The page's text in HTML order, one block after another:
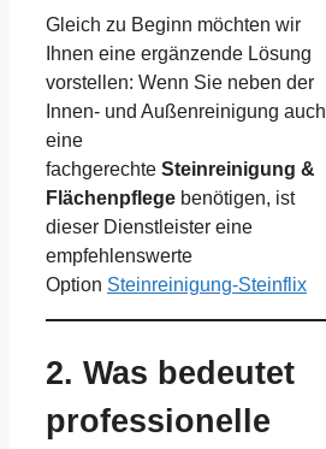
Gleich zu Beginn möchten wir
Ihnen eine ergänzende Lösung
vorstellen: Wenn Sie neben der
Innen- und Außenreinigung auch
eine
fachgerechte Steinreinigung &
Flächenpflege benötigen, ist
dieser Dienstleister eine
empfehlenswerte
Option Steinreinigung-Steinflix
2. Was bedeutet
professionelle